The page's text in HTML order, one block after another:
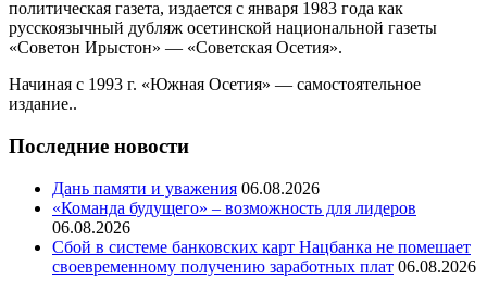
политическая газета, издается с января 1983 года как
русскоязычный дубляж осетинской национальной газеты
«Советон Ирыстон» — «Советская Осетия».
Начиная с 1993 г. «Южная Осетия» — самостоятельное
издание..
Последние новости
Дань памяти и уважения 06.08.2026
«Команда будущего» – возможность для лидеров
06.08.2026
Сбой в системе банковских карт Нацбанка не помешает
своевременному получению заработных плат 06.08.2026